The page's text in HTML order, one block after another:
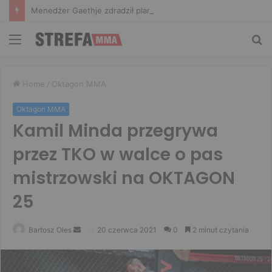
Menu
Home / Oktagon MMA
Oktagon MMA
Kamil Minda przegrywa
przez TKO w walce o pas
mistrzowski na OKTAGON
25
Bartosz Oles 20 czerwca 2021 0 2 minut czytania